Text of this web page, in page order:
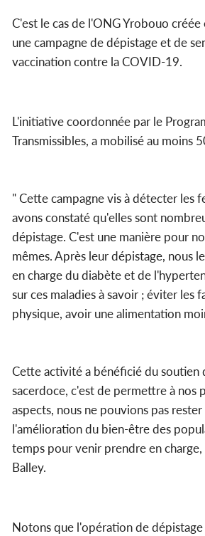
C'est le cas de l'ONG Yrobouo
une campagne de dépistage et de
vaccination contre la COVID-19.
L'initiative coordonnée par le
Transmissibles, a mobilisé au moins
" Cette campagne vis à détecter les
avons constaté qu'elles sont
dépistage. C'est une manière pour
mêmes. Après leur dépistage, nous
en charge du diabète et de
sur ces maladies à savoir ; éviter les
physique, avoir une alimentation
Cette activité a bénéficié du soutien
sacerdoce, c'est de permettre à nos
aspects, nous ne pouvions pas
l'amélioration du bien-être des
temps pour venir prendre en charge,
Balley.
Notons que l'opération de